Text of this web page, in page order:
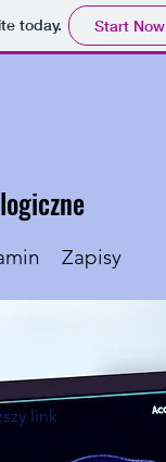
today. Start Now
Zapisy
link